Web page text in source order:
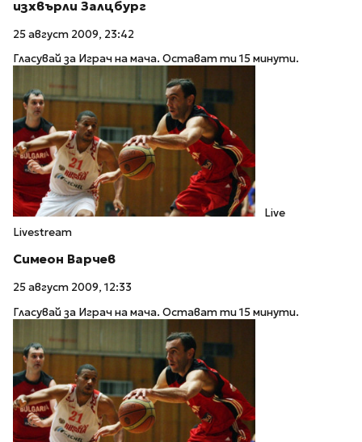
изхвърли Залцбург
25 август 2009, 23:42
Гласувай за Играч на мача. Остават ти 15 минути.
Live
Livestream
Симеон Варчев
25 август 2009, 12:33
Гласувай за Играч на мача. Остават ти 15 минути.